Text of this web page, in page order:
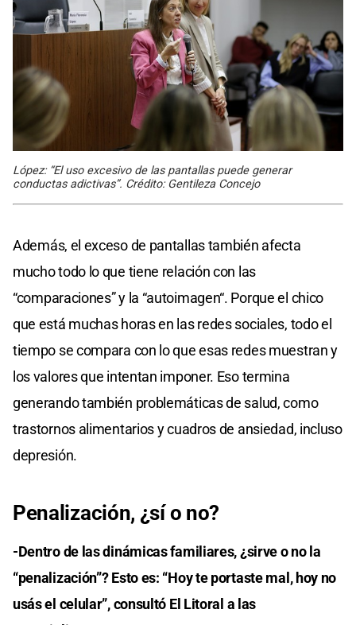
López: “El uso excesivo de las pantallas puede generar
conductas adictivas”. Crédito: Gentileza Concejo
Además, el exceso de pantallas también afecta
mucho todo lo que tiene relación con las
“comparaciones” y la “autoimagen“. Porque el chico
que está muchas horas en las redes sociales, todo el
tiempo se compara con lo que esas redes muestran y
los valores que intentan imponer. Eso termina
generando también problemáticas de salud, como
trastornos alimentarios y cuadros de ansiedad, incluso
depresión.
Penalización, ¿sí o no?
-Dentro de las dinámicas familiares, ¿sirve o no la
“penalización”? Esto es: “Hoy te portaste mal, hoy no
usás el celular”, consultó El Litoral a las